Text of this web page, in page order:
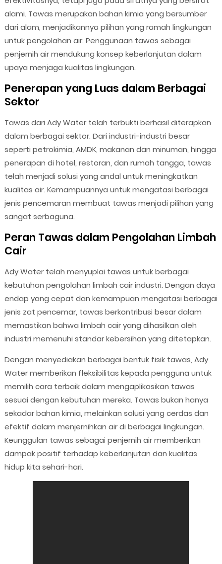
alami. Tawas merupakan bahan kimia yang bersumber
dari alam, menjadikannya pilihan yang ramah lingkungan
untuk pengolahan air. Penggunaan tawas sebagai
penjernih air mendukung konsep keberlanjutan dalam
upaya menjaga kualitas lingkungan.
Penerapan yang Luas dalam Berbagai
Sektor
Tawas dari Ady Water telah terbukti berhasil diterapkan
dalam berbagai sektor. Dari industri-industri besar
seperti petrokimia, AMDK, makanan dan minuman, hingga
penerapan di hotel, restoran, dan rumah tangga, tawas
telah menjadi solusi yang andal untuk meningkatkan
kualitas air. Kemampuannya untuk mengatasi berbagai
jenis pencemaran membuat tawas menjadi pilihan yang
sangat serbaguna.
Peran Tawas dalam Pengolahan Limbah
Cair
Ady Water telah menyuplai tawas untuk berbagai
kebutuhan pengolahan limbah cair industri. Dengan daya
endap yang cepat dan kemampuan mengatasi berbagai
jenis zat pencemar, tawas berkontribusi besar dalam
memastikan bahwa limbah cair yang dihasilkan oleh
industri memenuhi standar kebersihan yang ditetapkan.
Dengan menyediakan berbagai bentuk fisik tawas, Ady
Water memberikan fleksibilitas kepada pengguna untuk
memilih cara terbaik dalam mengaplikasikan tawas
sesuai dengan kebutuhan mereka. Tawas bukan hanya
sekadar bahan kimia, melainkan solusi yang cerdas dan
efektif dalam menjernihkan air di berbagai lingkungan.
Keunggulan tawas sebagai penjernih air memberikan
dampak positif terhadap keberlanjutan dan kualitas
hidup kita sehari-hari.